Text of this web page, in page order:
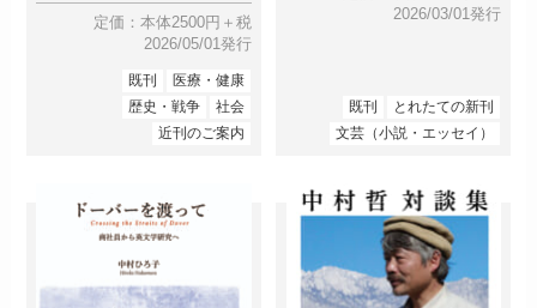
定価：本体2500円＋税
2026/05/01発行
既刊
医療・健康
歴史・戦争
社会
近刊のご案内
2026/03/01発行
既刊
とれたての新刊
文芸（小説・エッセイ）